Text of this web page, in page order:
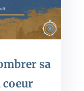
sa
coeur